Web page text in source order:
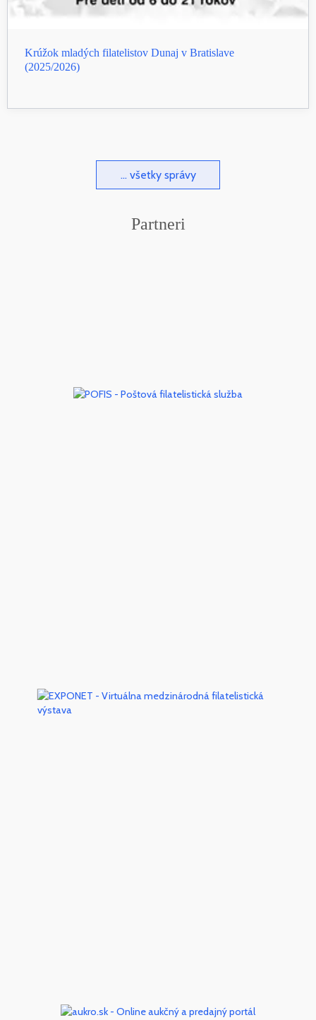
Krúžok mladých filatelistov Dunaj v Bratislave
(2025/2026)
... všetky správy
Partneri